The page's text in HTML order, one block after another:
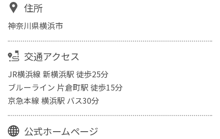
住所
神奈川県横浜市
交通アクセス
JR横浜線 新横浜駅 徒歩25分
ブルーライン 片倉町駅 徒歩15分
京急本線 横浜駅 バス30分
公式ホームページ